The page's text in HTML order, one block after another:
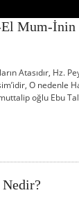
Mum-İnin
Atasıdır, Hz.
O nedenle
oğlu